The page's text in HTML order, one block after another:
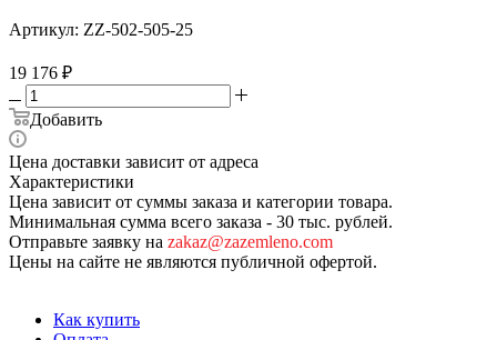
Артикул: ZZ-502-505-25
19 176 ₽
Добавить
Цена доставки зависит от адреса
Характеристики
Цена зависит от суммы заказа и категории товара.
Минимальная сумма всего заказа - 30 тыс. рублей.
Отправьте заявку на zakaz@zazemleno.com
Цены на сайте не являются публичной офертой.
Как купить